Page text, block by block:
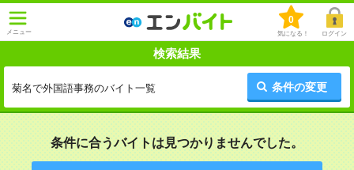
メニュー
0
気になる！ ログイン
検索結果
菊名で外国語事務のバイト一覧 条件の変更
条件に合うバイトは見つかりませんでした。